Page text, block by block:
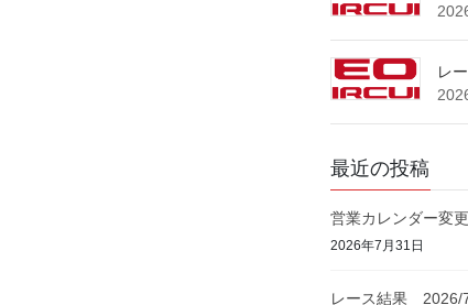
レ
最近の投稿
営業カレンダー変
2026年7月31日
レース結果